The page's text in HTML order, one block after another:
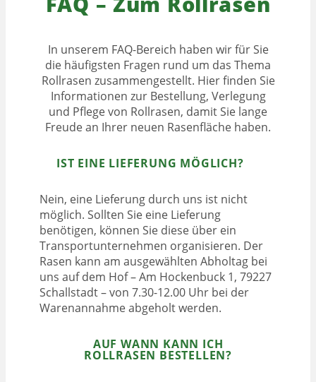
In unserem FAQ-Bereich haben wir für Sie
die häufigsten Fragen rund um das Thema
Rollrasen zusammengestellt. Hier finden Sie
Informationen zur Bestellung, Verlegung
und Pflege von Rollrasen, damit Sie lange
Freude an Ihrer neuen Rasenfläche haben.
IST EINE LIEFERUNG MÖGLICH?
Nein, eine Lieferung durch uns ist nicht
möglich. Sollten Sie eine Lieferung
benötigen, können Sie diese über ein
Transportunternehmen organisieren. Der
Rasen kann am ausgewählten Abholtag bei
uns auf dem Hof – Am Hockenbuck 1, 79227
Schallstadt – von 7.30-12.00 Uhr bei der
Warenannahme abgeholt werden.
AUF WANN KANN ICH
ROLLRASEN BESTELLEN?